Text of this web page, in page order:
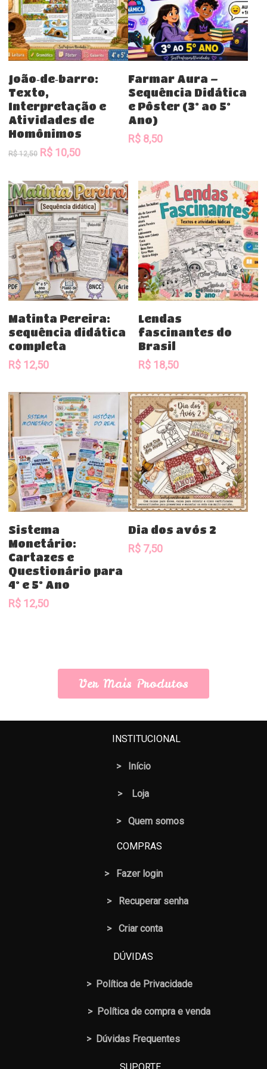
Comprar
João‑de‑barro:
Texto,
Interpretação e
Atividades de
Homônimos
R$12,50 O
original
era:
R$ 12,50.
R$10,50O
atual
é:
R$ 10,50.
Comprar
Farmar Aura –
Sequência Didática
e Pôster (3º ao 5º
Ano)
R$8,50
Comprar
Matinta Pereira:
sequência didática
completa
R$12,50
Lendas
fascinantes do
Brasil
R$18,50
Sistema
Monetário:
Cartazes e
Questionário para
4º e 5º Ano
R$12,50
Comprar
Dia dos avós 2
R$7,50
Ver Mais Produtos
INSTITUCIONAL
> Início
> Loja
> Quem somos
COMPRAS
> Fazer login
> Recuperar senha
> Criar conta
DÚVIDAS
> Política de Privacidade
> Política de compra e venda
> Dúvidas Frequentes